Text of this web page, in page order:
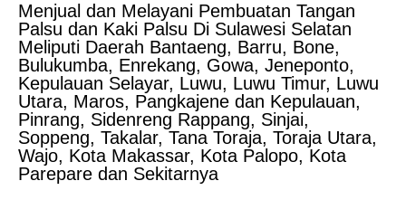
Menjual dan Melayani Pembuatan Tangan
Palsu dan Kaki Palsu Di Sulawesi Selatan
Meliputi Daerah Bantaeng, Barru, Bone,
Bulukumba, Enrekang, Gowa, Jeneponto,
Kepulauan Selayar, Luwu, Luwu Timur, Luwu
Utara, Maros, Pangkajene dan Kepulauan,
Pinrang, Sidenreng Rappang, Sinjai,
Soppeng, Takalar, Tana Toraja, Toraja Utara,
Wajo, Kota Makassar, Kota Palopo, Kota
Parepare dan Sekitarnya